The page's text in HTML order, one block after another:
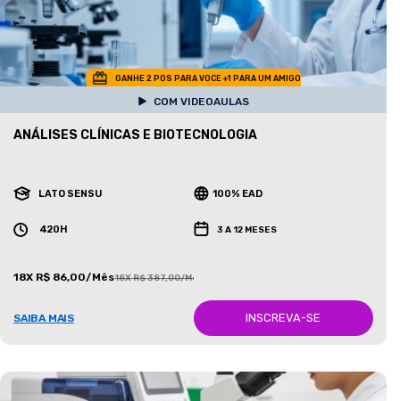
GANHE 2 POS PARA VOCE +1 PARA UM AMIGO
COM VIDEOAULAS
ANÁLISES CLÍNICAS E BIOTECNOLOGIA
LATO SENSU 100% EAD
420H 3 A 12 MESES
18X R$ 86,00/Mês18X R$ 387,00/Mês
SAIBA MAIS INSCREVA-SE